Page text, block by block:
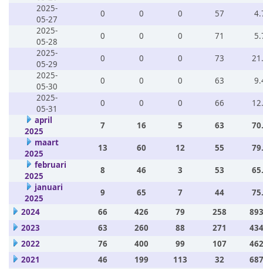
2025-
05-27
0 0 0 57
2025-
05-28
0 0 0 71
2025-
05-29
0 0 0 73
2025-
05-30
0 0 0 63
2025-
05-31
0 0 0 66
april
2025
7 16 5 63
maart
2025
13 60 12 55
februari
2025
8 46 3 53
januari
2025
9 65 7 44
2024
66 426 79 258
2023
63 260 88 271
2022
76 400 99 107
2021
46 199 113 32